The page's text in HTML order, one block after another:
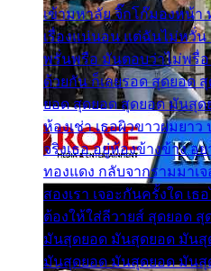
เข้ามหาลัย จิ๊กโก๊มองหน้า
เรื่องแน่นอน แต่ฉันไม่หวั่น
พรั่นพรือ มันตอบว่าไม่พรื่อ
ด้วยกัน ก็เลยรอด สุดยอด
ยอด สุดยอด สุดยอด มันสุ
ห้องเช่า เธอผิวขาวผมยา
จริงเธอ อยู่ห้องข้างข้าง อ
ทองแดง กลับจากรามมาเ
สองเรา เจอะกันครั้งใด เ
ต้องให้ใส่ลีวายส์ สุดยอด
มันสุดยอด มันสุดยอด มัน
มันสุดยอด มันสุดยอด มัน